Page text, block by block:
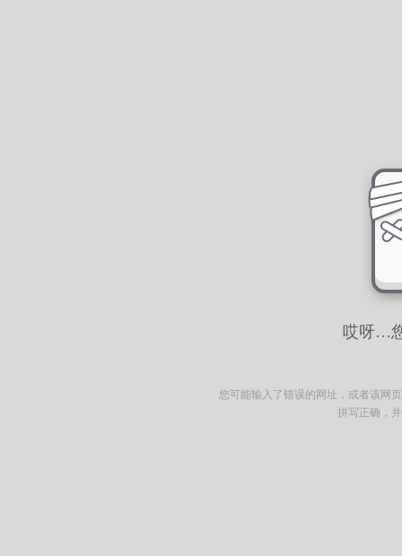
哎呀…
您可能输入了错误的网址，或者该网
拼写正确，